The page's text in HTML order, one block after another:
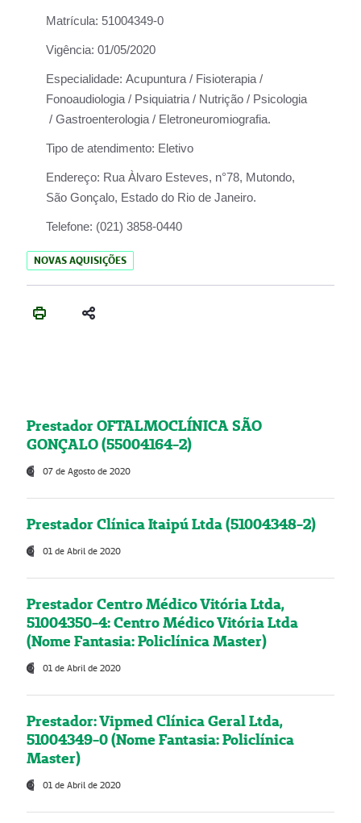
Matrícula: 51004349-0
Vigência: 01/05/2020
Especialidade: Acupuntura / Fisioterapia /
Fonoaudiologia / Psiquiatria / Nutrição / Psicologia
/ Gastroenterologia / Eletroneuromiografia.
Tipo de atendimento: Eletivo
Endereço: Rua Àlvaro Esteves, n°78, Mutondo,
São Gonçalo, Estado do Rio de Janeiro.
Telefone: (021) 3858-0440
NOVAS AQUISIÇÕES
Prestador OFTALMOCLÍNICA SÃO
GONÇALO (55004164-2)
07 de Agosto de 2020
Prestador Clínica Itaipú Ltda (51004348-2)
01 de Abril de 2020
Prestador Centro Médico Vitória Ltda,
51004350-4: Centro Médico Vitória Ltda
(Nome Fantasia: Policlínica Master)
01 de Abril de 2020
Prestador: Vipmed Clínica Geral Ltda,
51004349-0 (Nome Fantasia: Policlínica
Master)
01 de Abril de 2020